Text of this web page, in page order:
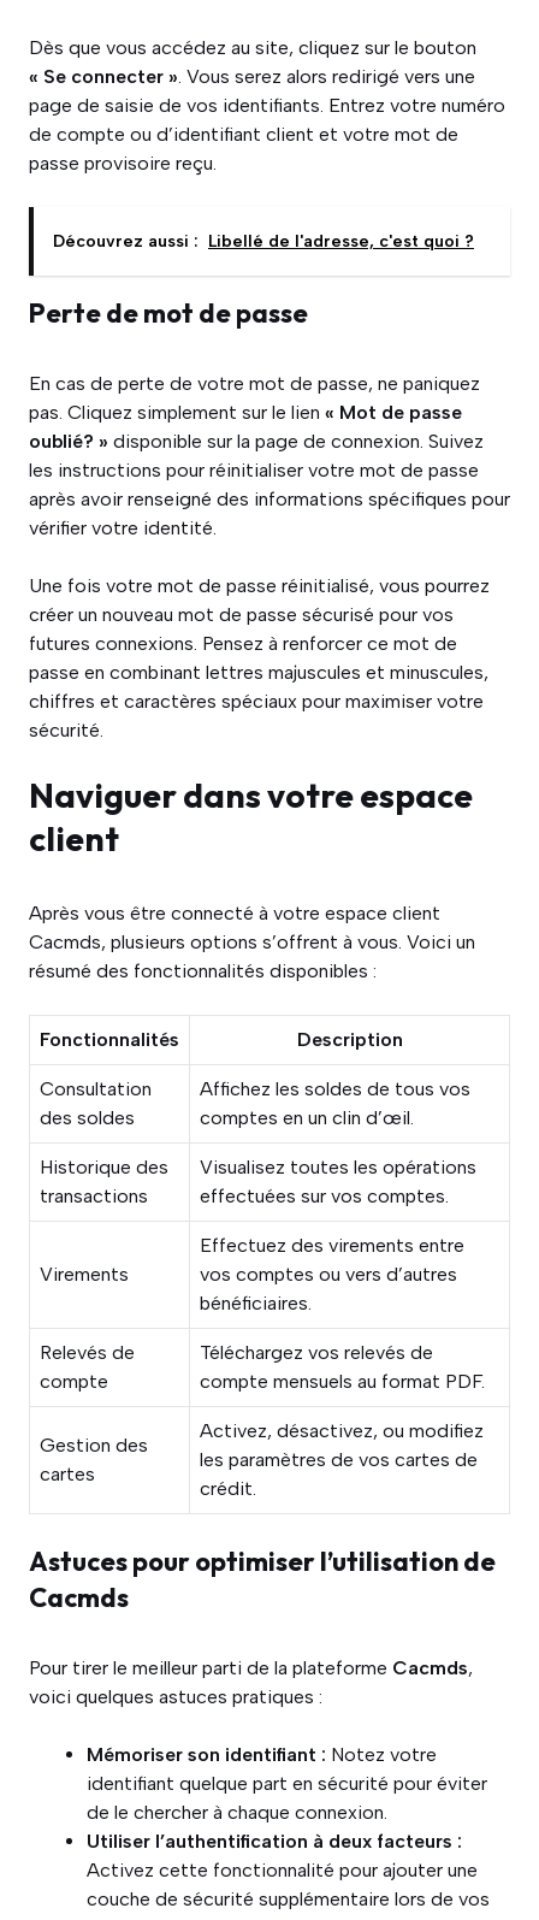
Dès que vous accédez au site, cliquez sur le bouton
« Se connecter ». Vous serez alors redirigé vers une
page de saisie de vos identifiants. Entrez votre numéro
de compte ou d’identifiant client et votre mot de
passe provisoire reçu.
Découvrez aussi : Libellé de l'adresse, c'est quoi ?
Perte de mot de passe
En cas de perte de votre mot de passe, ne paniquez
pas. Cliquez simplement sur le lien « Mot de passe
oublié? » disponible sur la page de connexion. Suivez
les instructions pour réinitialiser votre mot de passe
après avoir renseigné des informations spécifiques pour
vérifier votre identité.
Une fois votre mot de passe réinitialisé, vous pourrez
créer un nouveau mot de passe sécurisé pour vos
futures connexions. Pensez à renforcer ce mot de
passe en combinant lettres majuscules et minuscules,
chiffres et caractères spéciaux pour maximiser votre
sécurité.
Naviguer dans votre espace
client
Après vous être connecté à votre espace client
Cacmds, plusieurs options s’offrent à vous. Voici un
résumé des fonctionnalités disponibles :
Fonctionnalités Description
Consultation
des soldes
Affichez les soldes de tous vos
comptes en un clin d’œil.
Historique des
transactions
Visualisez toutes les opérations
effectuées sur vos comptes.
Virements
Effectuez des virements entre
vos comptes ou vers d’autres
bénéficiaires.
Relevés de
compte
Téléchargez vos relevés de
compte mensuels au format PDF.
Gestion des
cartes
Activez, désactivez, ou modifiez
les paramètres de vos cartes de
crédit.
Astuces pour optimiser l’utilisation de
Cacmds
Pour tirer le meilleur parti de la plateforme Cacmds,
voici quelques astuces pratiques :
Mémoriser son identifiant : Notez votre
identifiant quelque part en sécurité pour éviter
de le chercher à chaque connexion.
Utiliser l’authentification à deux facteurs :
Activez cette fonctionnalité pour ajouter une
couche de sécurité supplémentaire lors de vos